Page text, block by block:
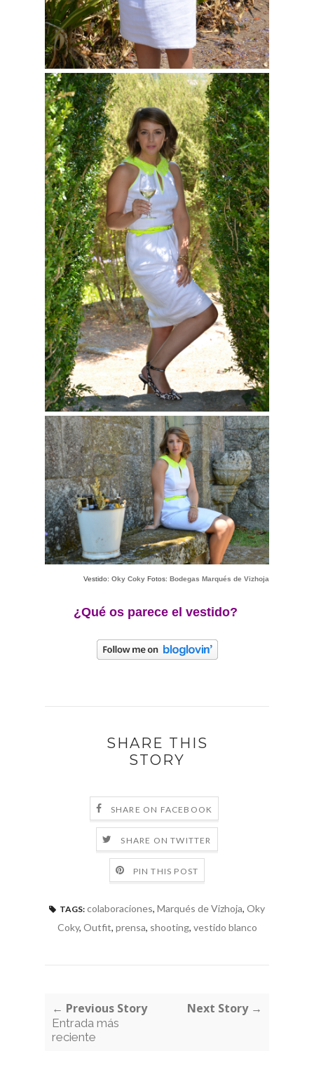
Vestido: Oky Coky Fotos: Bodegas Marqués de Vizhoja
¿Qué os parece el vestido?
SHARE THIS
STORY
SHARE ON FACEBOOK
SHARE ON TWITTER
PIN THIS POST
TAGS: colaboraciones, Marqués de Vizhoja, Oky
Coky, Outfit, prensa, shooting, vestido blanco
← Previous Story
Entrada más
reciente
Next Story →